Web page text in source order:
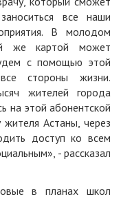
все наши
В молодом
же картой может
с помощью этой
стороны жизни.
жителей города
на этой абонентской
Астаны, через
доступ ко всем
- рассказал
в планах школ